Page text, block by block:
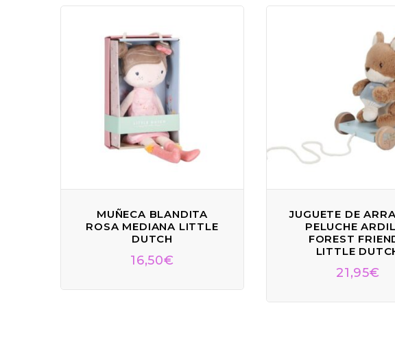
MUÑECA BLANDITA
ROSA MEDIANA LITTLE
DUTCH
16,50€
JUGUETE DE
PELUCHE
FOREST
LITTLE
21,95€